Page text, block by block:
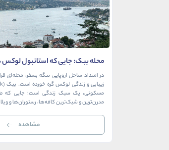
محله ببک: جایی که استانبول لوکس
می‌گیرد
در امتداد ساحل اروپایی تنگه بسفر، محله‌ای
مسکونی، یک سبک زندگی است؛ جایی که
مدرن‌ترین و شیک‌ترین کافه‌ها، رستوران‌ها و
مشاهده